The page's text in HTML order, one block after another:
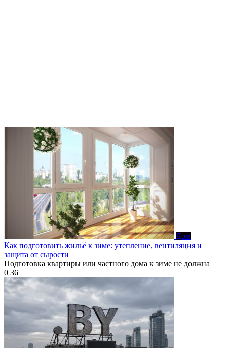
Дом
Как подготовить жильё к зиме: утепление, вентиляция и
защита от сырости
Подготовка квартиры или частного дома к зиме не должна
0 36